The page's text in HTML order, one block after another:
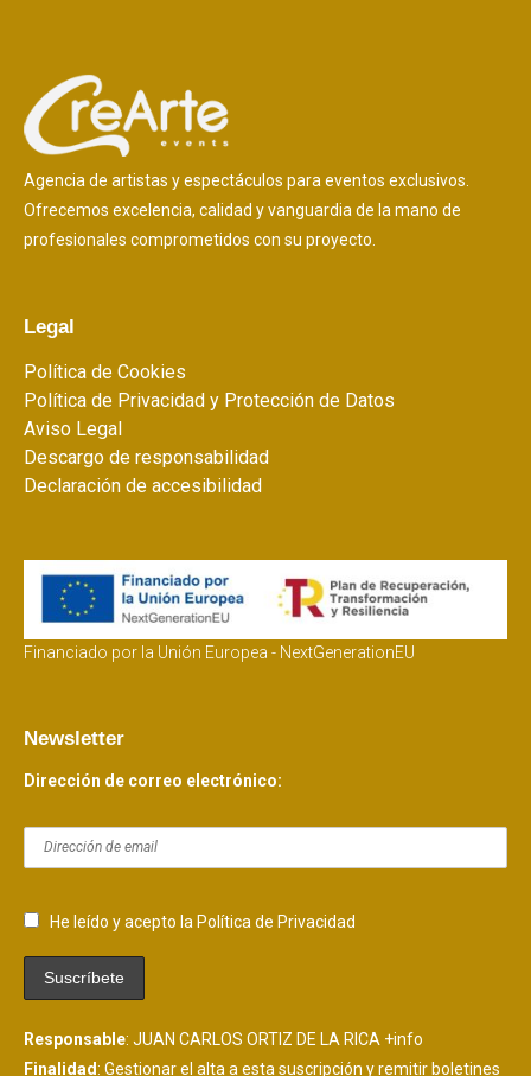
Agencia de artistas y espectáculos para eventos exclusivos.
Ofrecemos excelencia, calidad y vanguardia de la mano de
profesionales comprometidos con su proyecto.
Legal
Política de Cookies
Política de Privacidad y Protección de Datos
Aviso Legal
Descargo de responsabilidad
Declaración de accesibilidad
Financiado por la Unión Europea - NextGenerationEU
Newsletter
Dirección de correo electrónico:
He leído y acepto la Política de Privacidad
Responsable: JUAN CARLOS ORTIZ DE LA RICA +info
Finalidad: Gestionar el alta a esta suscripción y remitir boletines